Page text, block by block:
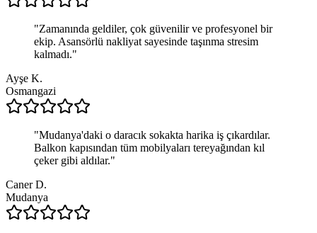
"Zamanında geldiler, çok güvenilir ve profesyonel bir
ekip. Asansörlü nakliyat sayesinde taşınma stresim
kalmadı."
Ayşe K.
Osmangazi
"Mudanya'daki o daracık sokakta harika iş çıkardılar.
Balkon kapısından tüm mobilyaları tereyağından kıl
çeker gibi aldılar."
Caner D.
Mudanya